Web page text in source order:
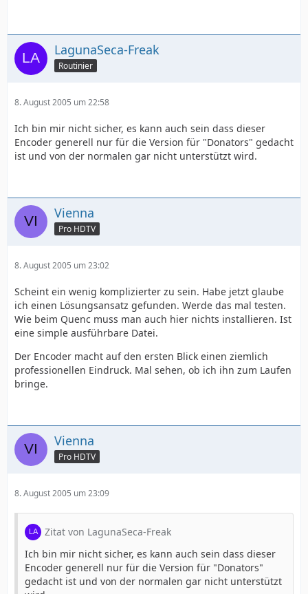
LagunaSeca-Freak
Routinier
8. August 2005 um 22:58
Ich bin mir nicht sicher, es kann auch sein dass dieser
Encoder generell nur für die Version für "Donators" gedacht
ist und von der normalen gar nicht unterstützt wird.
Vienna
Pro HDTV
8. August 2005 um 23:02
Scheint ein wenig komplizierter zu sein. Habe jetzt glaube
ich einen Lösungsansatz gefunden. Werde das mal testen.
Wie beim Quenc muss man auch hier nichts installieren. Ist
eine simple ausführbare Datei.
Der Encoder macht auf den ersten Blick einen ziemlich
professionellen Eindruck. Mal sehen, ob ich ihn zum Laufen
bringe.
Vienna
Pro HDTV
8. August 2005 um 23:09
Zitat von LagunaSeca-Freak
Ich bin mir nicht sicher, es kann auch sein dass dieser
Encoder generell nur für die Version für "Donators"
gedacht ist und von der normalen gar nicht unterstützt